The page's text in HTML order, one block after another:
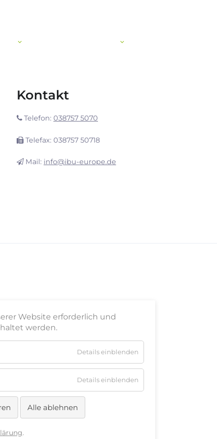
Kontakt
Telefon: 038757 5070
Telefax: 038757 50718
Mail: info@ibu-europe.de
Website erforderlich und
werden.
Details einblenden
Nicht
notwendige
Details einblenden
Essenziell
Alle ablehnen
.